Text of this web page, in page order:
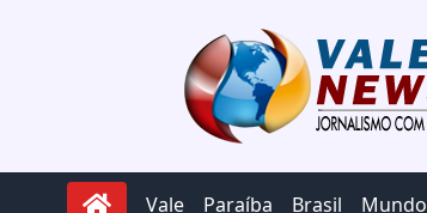
Vale Paraíba Brasil Mundo